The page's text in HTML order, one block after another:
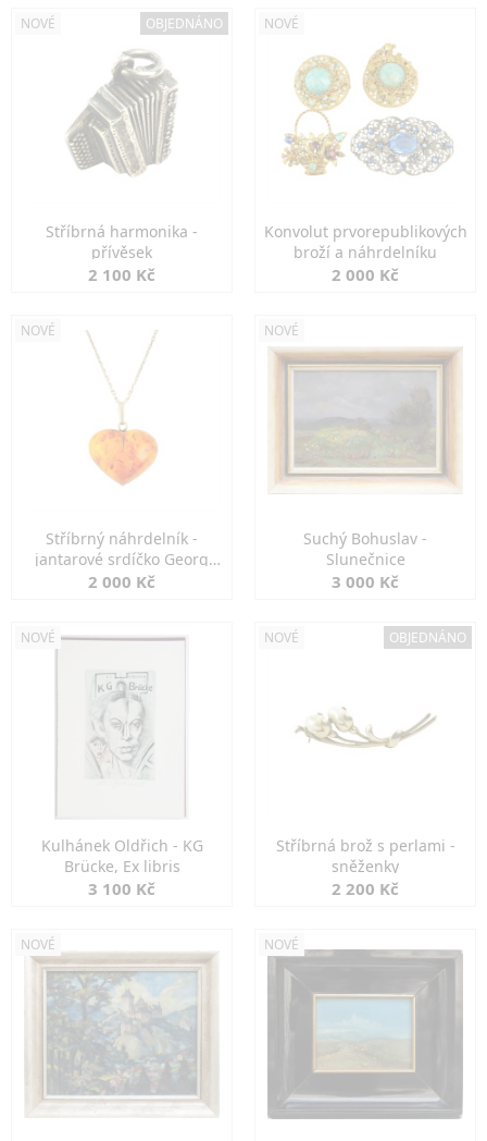
NOVÉ OBJEDNÁNO
Stříbrná harmonika -
přívěsek
2 100 Kč
NOVÉ
Konvolut prvorepublikových
broží a náhrdelníku
2 000 Kč
NOVÉ
Stříbrný náhrdelník -
jantarové srdíčko Georg
Kramer
2 000 Kč
NOVÉ
Suchý Bohuslav -
Slunečnice
3 000 Kč
NOVÉ
Kulhánek Oldřich - KG
Brücke, Ex libris
3 100 Kč
NOVÉ OBJEDNÁNO
Stříbrná brož s perlami -
sněženky
2 200 Kč
NOVÉ NOVÉ